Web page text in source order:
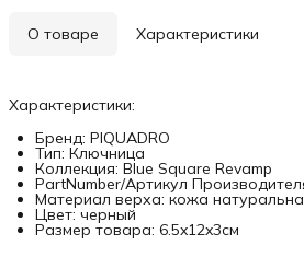
О товаре Характеристики
Характеристики:
Бренд: PIQUADRO
Тип: Ключница
Коллекция: Blue Square Revamp
PartNumber/Артикул
Материал верха: кожа
Цвет: черный
Размер товара: 6.5x12x3см